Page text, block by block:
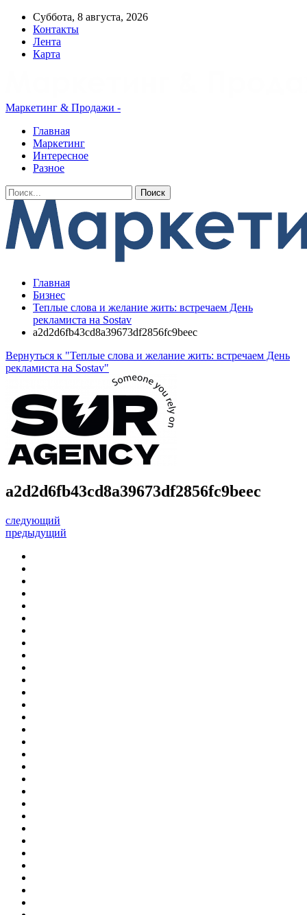
Суббота, 8 августа, 2026
Контакты
Лента
Карта
Маркетинг & Продажи -
Главная
Маркетинг
Интересное
Разное
Главная
Бизнес
Теплые слова и желание жить: встречаем День
рекламиста на Sostav
a2d2d6fb43cd8a39673df2856fc9beec
Вернуться к "Теплые слова и желание жить: встречаем День
рекламиста на Sostav"
a2d2d6fb43cd8a39673df2856fc9beec
следующий
предыдущий